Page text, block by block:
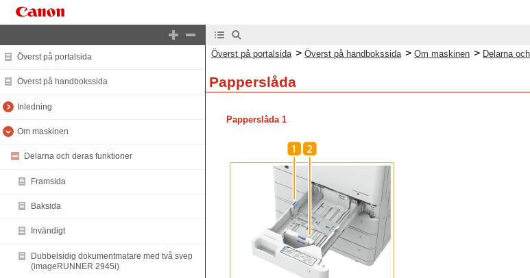
Överst på portalsida
Överst på handbokssida
Inledning
Om maskinen
Delarna och deras funktioner
Framsida
Baksida
Invändigt
Dubbelsidig dokumentmatare med två svep
(imageRUNNER 2945i)
Överst på portalsida > Överst på handbokssida > Om maskinen > Delarna
Papperslåda
Papperslåda 1